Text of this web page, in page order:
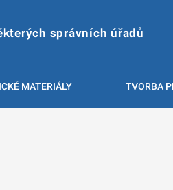
správních úřadů
MATERIÁLY TVORBA